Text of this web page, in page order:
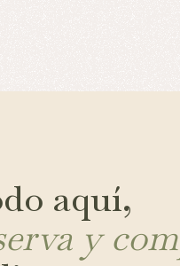
aquí,
y